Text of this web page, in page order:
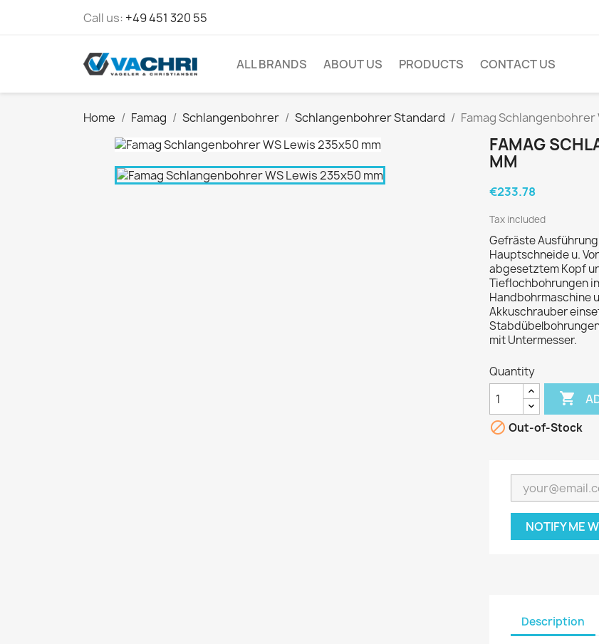
Call us: +49 451 320 55
ALL BRANDS ABOUT US PRODUCTS CONTACT US
Home Famag Schlangenbohrer Schlangenbohrer Standard Famag Schlangenbohrer
FAMAG
MM
€233.78
Tax included
Gefräste
Hauptschneide u.
abgesetztem Kopf
Tieflochbohrungen
Handbohrmaschine
Akkuschrauber
mit Untermesser.
Quantity

 Out-of-Stock
NOTIFY ME
Description